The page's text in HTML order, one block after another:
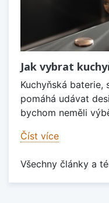
Jak vybrat
Kuchyňská baterie,
pomáhá udávat
bychom neměli
Číst více
Všechny články a